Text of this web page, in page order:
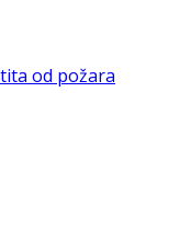
od požara